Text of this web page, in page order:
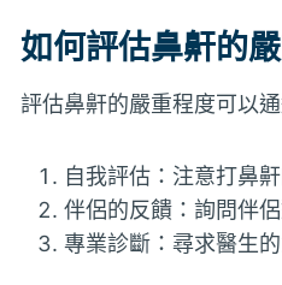
如何評估鼻鼾的
評估鼻鼾的嚴重程度可以
自我評估：注意打鼻
伴侶的反饋：詢問伴
專業診斷：尋求醫生